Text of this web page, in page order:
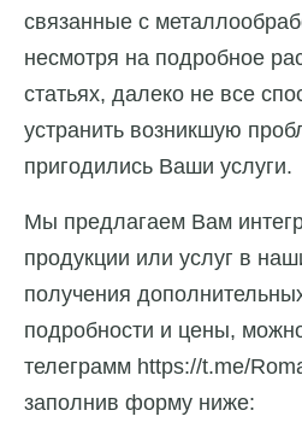
связанные с
несмотря на подробное
статьях, далеко не все
устранить возникшую
пригодились Ваши услуги.
Мы предлагаем Вам
продукции или услуг в
получения
подробности и цены,
телеграмм https://t.me/
заполнив форму ниже: